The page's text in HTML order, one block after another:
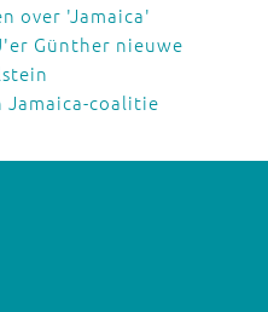
over 'Jamaica'
Günther nieuwe
Jamaica-coalitie